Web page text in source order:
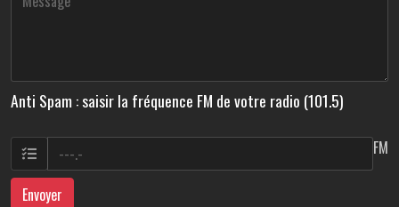
Anti Spam : saisir la fréquence FM de votre radio (101.5)
FM
Envoyer